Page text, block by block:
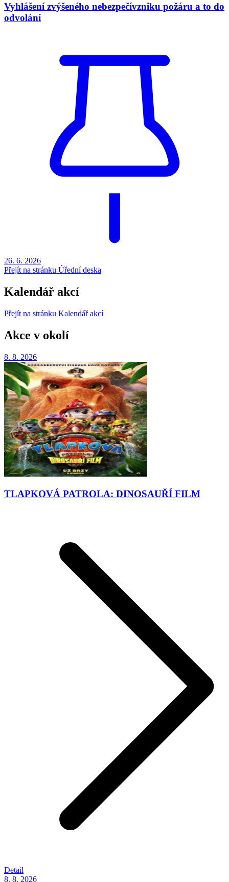
Vyhlášení zvýšeného nebezpečívzniku požáru a to do
odvolání
26. 6. 2026
Přejít na stránku Úřední deska
Kalendář akcí
Přejít na stránku Kalendář akcí
Akce v okolí
8. 8. 2026
TLAPKOVÁ PATROLA: DINOSAUŘÍ FILM
Detail
8. 8. 2026